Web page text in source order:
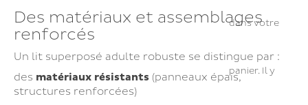
dans votre
panier. Il y
Des matériaux et assemblages
renforcés
Un lit superposé adulte robuste se distingue par :
des matériaux résistants (panneaux épais,
structures renforcées)